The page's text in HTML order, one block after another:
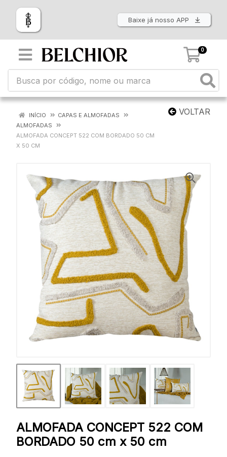
Baixe já nosso APP
0
VOLTAR
INÍCIO
CAPAS E ALMOFADAS
ALMOFADAS
ALMOFADA CONCEPT 522 COM BORDADO 50 CM
X 50 CM
ALMOFADA CONCEPT 522 COM
BORDADO 50 cm x 50 cm